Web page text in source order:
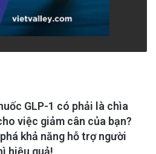
GLP-1 có phải là chìa
việc giảm cân của bạn?
khả năng hỗ trợ người
hiệu quả!